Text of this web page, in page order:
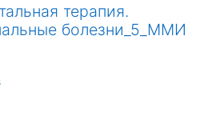
терапия.
болезни_5_ММИ